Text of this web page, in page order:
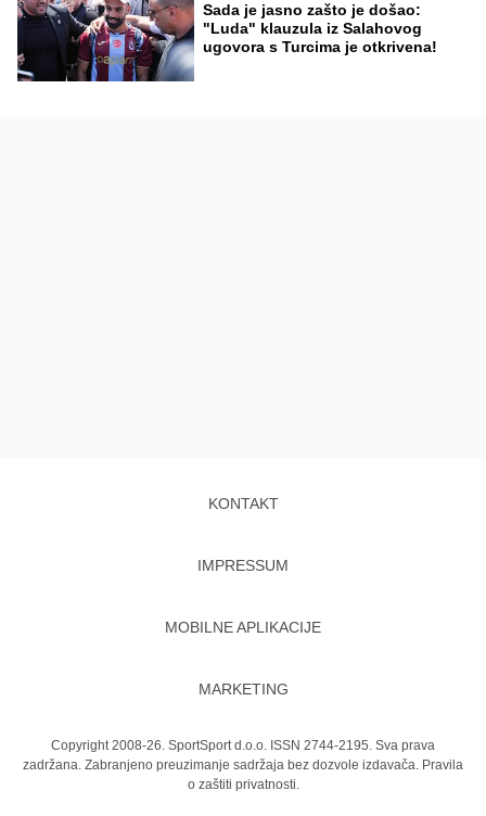
Sada je jasno zašto je došao:
"Luda" klauzula iz Salahovog
ugovora s Turcima je otkrivena!
KONTAKT
IMPRESSUM
MOBILNE APLIKACIJE
MARKETING
Copyright 2008-26. SportSport d.o.o. ISSN 2744-2195. Sva prava
zadržana. Zabranjeno preuzimanje sadržaja bez dozvole izdavača. Pravila
o zaštiti privatnosti.